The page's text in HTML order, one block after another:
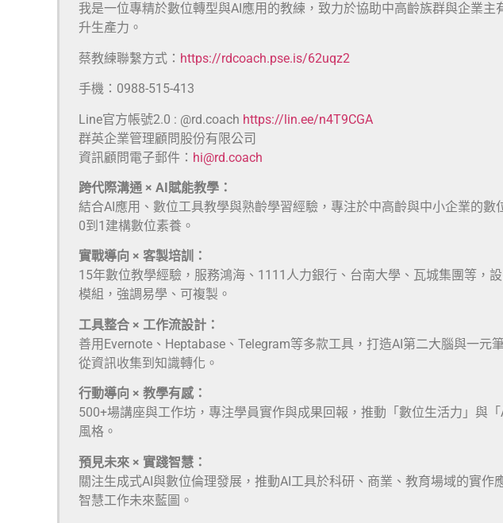
我是一位專精於數位轉型與AI應用的教練，致力於協助中高齡族群與企業主
升生產力。
蔡教練聯繫方式： https://rdcoach.pse.is/62uqz2
手機：0988-515-413
Line官方帳號2.0 : @rd.coach https://lin.ee/n4T9CGA
群英企業管理顧問股份有限公司
資訊顧問電子郵件： hi@rd.coach
跨代際溝通 × AI賦能教學：
結合AI應用、數位工具教學與熟齡學習經驗，專注於中高齡與中小企業的數
0到1建構數位素養。
實戰導向 × 客製培訓：
15年數位教學經驗，服務鴻海、1111人力銀行、台南大學、瓦城集團等，
模組，強調易學、可複製。
工具整合 × 工作流設計：
善用Evernote、Heptabase、Telegram等多款工具，打造AI第二大腦與一元
從資訊收集到知識轉化。
行動導向 × 教學有感：
500+場講座與工作坊，專注學員實作與成果回報，推動「數位生活力」與
風格。
預見未來 × 實踐智慧：
關注生成式AI與數位倫理發展，推動AI工具於科研、商業、教育場域的實作
智慧工作未來藍圖。